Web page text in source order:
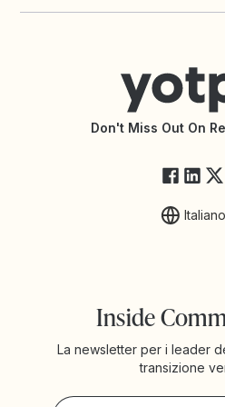
App Recensioni per Shopify
Dichiarazione di accessibilità
Documentazione API
Stato di YotpoDon't Miss Out On
Italiano
Inside
La newsletter per i leader
transizione